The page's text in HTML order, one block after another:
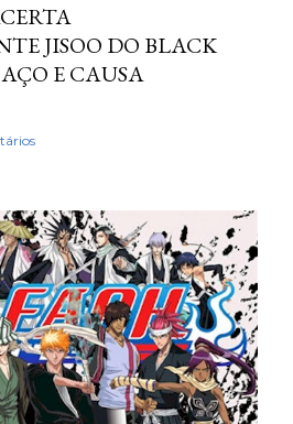
JISOO DO BLACK
E CAUSA